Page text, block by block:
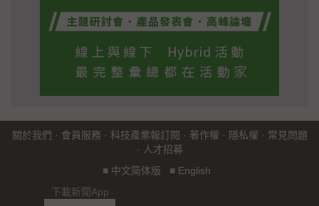
關於我們 · 會員服務 · 科技產業報訂閱 · 著作權 · 隱私權 · 常見問題
· 人才招募
■ 中文简体版 ■ English
下載新聞App